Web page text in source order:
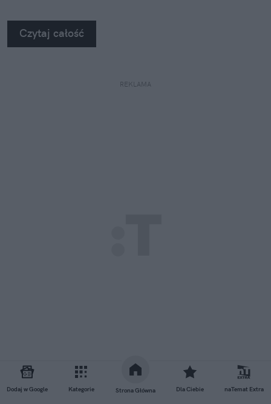
Dodaj w Google Kategorie Strona Główna Dla Ciebie naTemat Extra
Czytaj całość
REKLAMA